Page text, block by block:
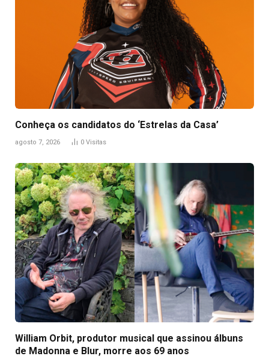
Conheça os candidatos do ‘Estrelas da Casa’
agosto 7, 2026 0 Visitas
William Orbit, produtor musical que assinou álbuns
de Madonna e Blur, morre aos 69 anos